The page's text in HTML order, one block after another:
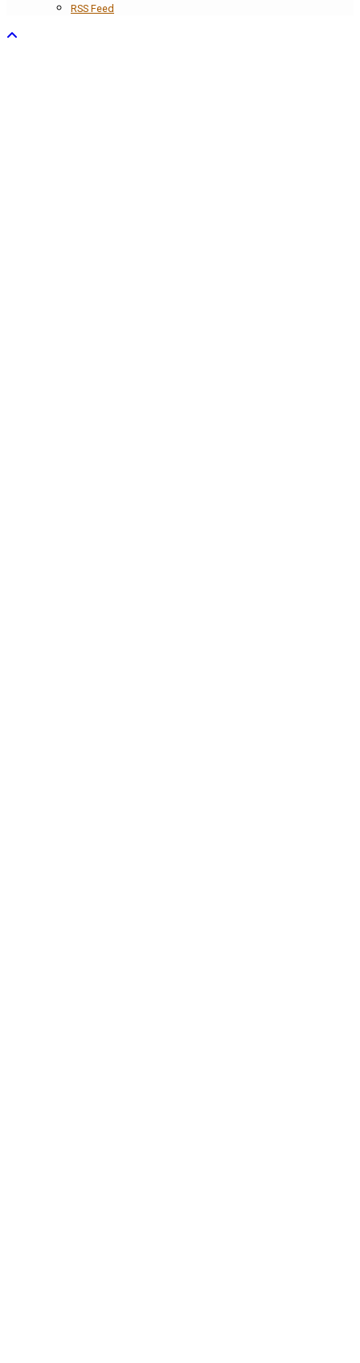
RSS Feed